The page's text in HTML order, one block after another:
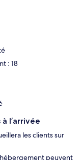
: 18
l’arrivée
les clients sur
peuvent